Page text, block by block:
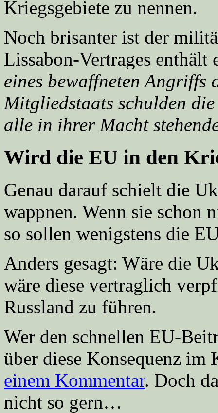
Kriegsgebiete zu nennen.
Noch brisanter ist der
Lissabon-Vertrages
eines bewaffneten Angriffs
Mitgliedstaats schulden
alle in ihrer Macht
Wird die EU in den
Genau darauf schielt die
wappnen. Wenn sie schon
so sollen wenigstens die
Anders gesagt: Wäre die
wäre diese vertraglich
Russland zu führen.
Wer den schnellen EU-
über diese Konsequenz im
einem Kommentar. Doch
nicht so gern…